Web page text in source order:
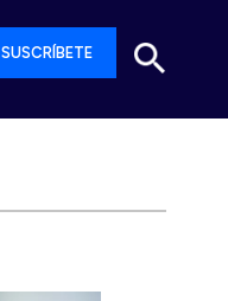
SUSCRÍBETE